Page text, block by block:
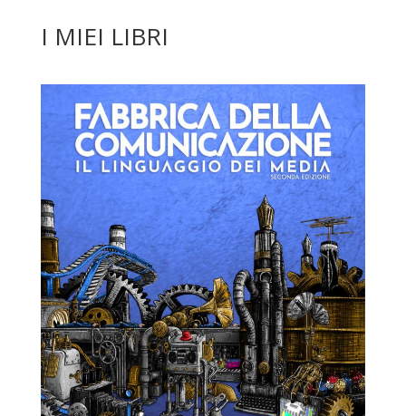
I MIEI LIBRI